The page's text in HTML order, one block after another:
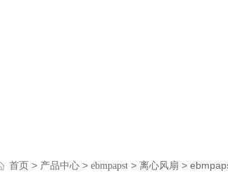
首页> 产品中心> ebmpapst> 离心风扇 >